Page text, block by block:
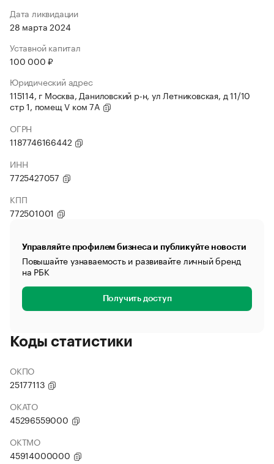
Дата ликвидации
28 марта 2024
Уставной капитал
100 000 ₽
Юридический адрес
115114, г Москва, Даниловский р-н, ул Летниковская, д 11/10
стр 1, помещ V ком 7А
ОГРН
1187746166442
ИНН
7725427057
КПП
772501001
Управляйте профилем бизнеса и публикуйте новости
Повышайте узнаваемость и развивайте личный бренд
на РБК
Получить доступ
Коды статистики
ОКПО
25177113
ОКАТО
45296559000
ОКТМО
45914000000